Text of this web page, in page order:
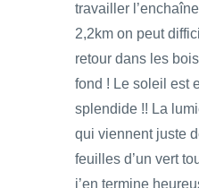
travailler
2,2km on peut
retour dans les
fond ! Le soleil est
splendide !! La
qui viennent juste
feuilles d’un vert
j’en termine